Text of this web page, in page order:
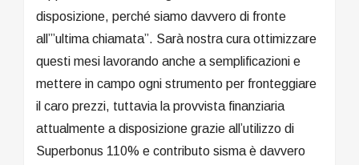
disposizione, perché siamo davvero di fronte
all’”ultima chiamata”. Sarà nostra cura ottimizzare
questi mesi lavorando anche a semplificazioni e
mettere in campo ogni strumento per fronteggiare
il caro prezzi, tuttavia la provvista finanziaria
attualmente a disposizione grazie all’utilizzo di
Superbonus 110% e contributo sisma è davvero